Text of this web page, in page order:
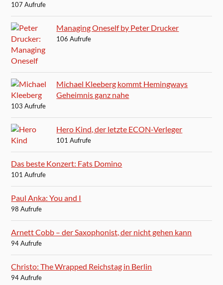
107 Aufrufe
Managing Oneself by Peter Drucker
106 Aufrufe
Michael Kleeberg kommt Hemingways
Geheimnis ganz nahe
103 Aufrufe
Hero Kind, der letzte ECON-Verleger
101 Aufrufe
Das beste Konzert: Fats Domino
101 Aufrufe
Paul Anka: You and I
98 Aufrufe
Arnett Cobb – der Saxophonist, der nicht gehen kann
94 Aufrufe
Christo: The Wrapped Reichstag in Berlin
94 Aufrufe